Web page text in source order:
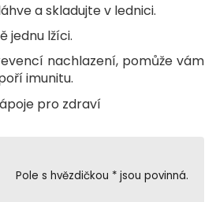
a skladujte v lednici.
jednu lžíci.
nachlazení, pomůže vám
imunitu.
Pole s hvězdičkou * jsou povinná.